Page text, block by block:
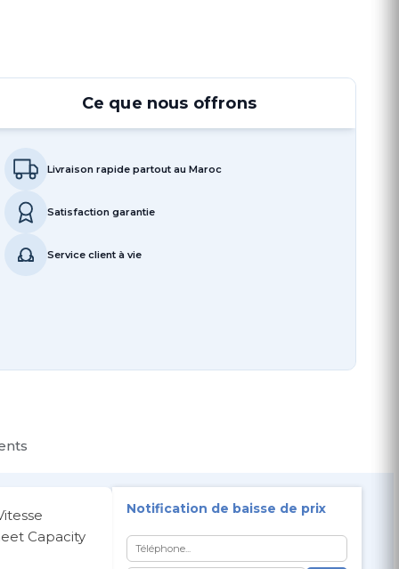
Ce que nous offrons
Livraison rapide partout au Maroc
Satisfaction garantie
Service client à vie
Capacity
Notification de baisse de prix